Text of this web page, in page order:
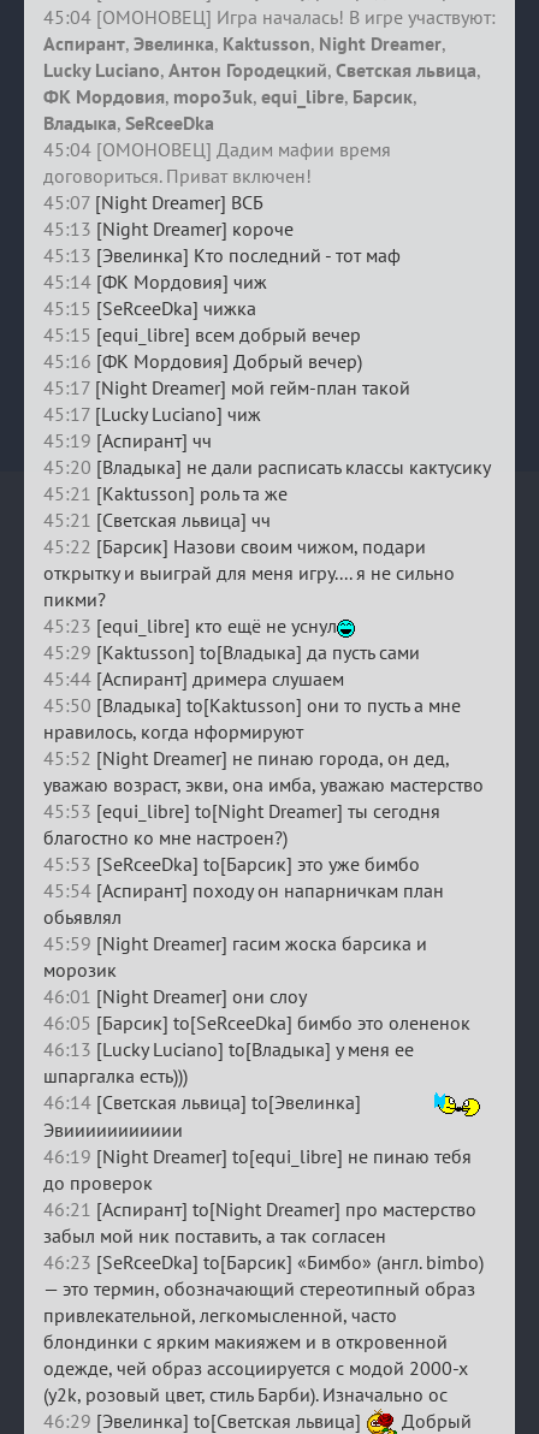
45:04 [ОМОНОВЕЦ] Игра началась! В игре участвуют:
Аспирант, Эвелинка, Kaktusson, Night Dreamer,
Lucky Luciano, Антон Городецкий, Светская львица,
ФК Мордовия, mopo3uk, equi_libre, Барсик,
Владыка, SeRceeDka
45:04 [ОМОНОВЕЦ] Дадим мафии время
договориться. Приват включен!
45:07 [Night Dreamer] ВСБ
45:13 [Night Dreamer] короче
45:13 [Эвелинка] Кто последний - тот маф
45:14 [ФК Мордовия] чиж
45:15 [SeRceeDka] чижка
45:15 [equi_libre] всем добрый вечер
45:16 [ФК Мордовия] Добрый вечер)
45:17 [Night Dreamer] мой гейм-план такой
45:17 [Lucky Luciano] чиж
45:19 [Аспирант] чч
45:20 [Владыка] не дали расписать классы кактусику
45:21 [Kaktusson] роль та же
45:21 [Светская львица] чч
45:22 [Барсик] Назови своим чижом, подари
открытку и выиграй для меня игру.... я не сильно
пикми?
45:23 [equi_libre] кто ещё не уснул
45:29 [Kaktusson] to[Владыка] да пусть сами
45:44 [Аспирант] дримера слушаем
45:50 [Владыка] to[Kaktusson] они то пусть а мне
нравилось, когда нформируют
45:52 [Night Dreamer] не пинаю города, он дед,
уважаю возраст, экви, она имба, уважаю мастерство
45:53 [equi_libre] to[Night Dreamer] ты сегодня
благостно ко мне настроен?)
45:53 [SeRceeDka] to[Барсик] это уже бимбо
45:54 [Аспирант] походу он напарничкам план
обьявлял
45:59 [Night Dreamer] гасим жоска барсика и
морозик
46:01 [Night Dreamer] они слоу
46:05 [Барсик] to[SeRceeDka] бимбо это олененок
46:13 [Lucky Luciano] to[Владыка] у меня ее
шпаргалка есть)))
46:14 [Светская львица] to[Эвелинка]
Эвиииииииииии
46:19 [Night Dreamer] to[equi_libre] не пинаю тебя
до проверок
46:21 [Аспирант] to[Night Dreamer] про мастерство
забыл мой ник поставить, а так согласен
46:23 [SeRceeDka] to[Барсик] «Бимбо» (англ. bimbo)
— это термин, обозначающий стереотипный образ
привлекательной, легкомысленной, часто
блондинки с ярким макияжем и в откровенной
одежде, чей образ ассоциируется с модой 2000-х
(y2k, розовый цвет, стиль Барби). Изначально ос
46:29 [Эвелинка] to[Светская львица]
Добрый